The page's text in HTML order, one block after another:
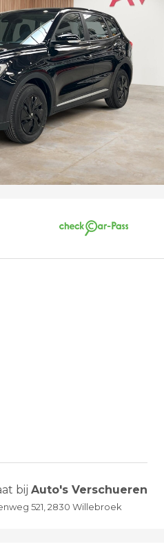
bij Auto's Verschueren
521, 2830 Willebroek